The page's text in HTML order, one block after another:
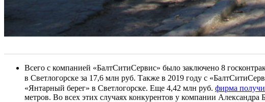
Всего с компанией «БалтСитиСервис» было заключено 8
в Светлогорске за 17,6 млн руб. Также в 2019 году с
«Янтарный берег» в Светлогорске. Еще 4,42 млн руб. фирма
метров. Во всех этих случаях конкурентов у компании